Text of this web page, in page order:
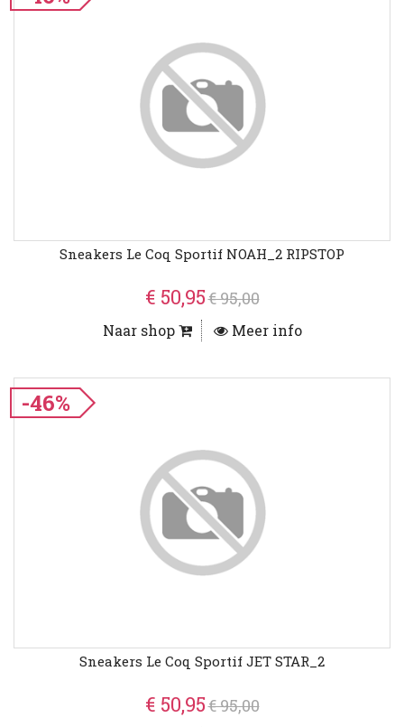
Sneakers Le Coq Sportif NOAH_2 RIPSTOP
€ 50,95€ 95,00
Naar shop Meer info
-46%
Sneakers Le Coq Sportif JET STAR_2
€ 50,95€ 95,00